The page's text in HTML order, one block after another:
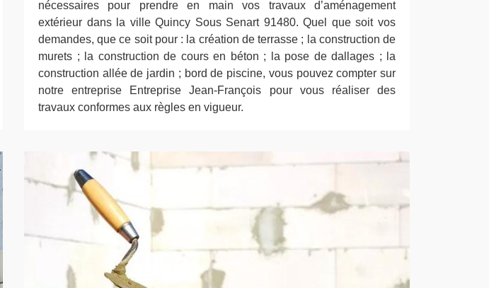
nécessaires pour prendre en main vos travaux d’aménagement
extérieur dans la ville Quincy Sous Senart 91480. Quel que soit vos
demandes, que ce soit pour : la création de terrasse ; la construction de
murets ; la construction de cours en béton ; la pose de dallages ; la
construction allée de jardin ; bord de piscine, vous pouvez compter sur
notre entreprise Entreprise Jean-François pour vous réaliser des
travaux conformes aux règles en vigueur.